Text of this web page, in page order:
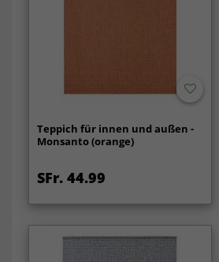
Teppich für innen und außen -
Monsanto (orange)
SFr. 44.99